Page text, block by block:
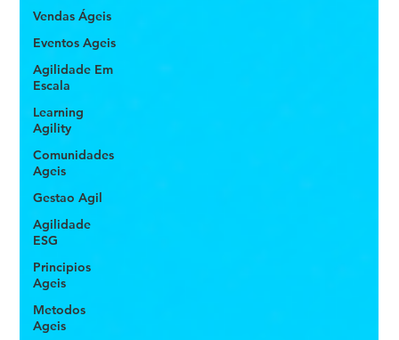
Vendas Ágeis
Eventos Ageis
Agilidade Em
Escala
Learning
Agility
Comunidades
Ageis
Gestao Agil
Agilidade
ESG
Principios
Ageis
Metodos
Ageis